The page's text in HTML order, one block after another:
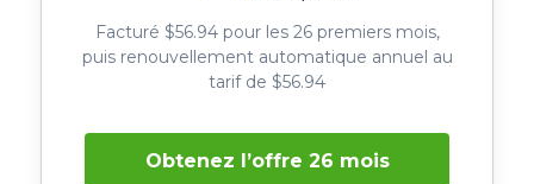
Facturé $56.94 pour les 26 premiers mois,
puis renouvellement automatique annuel au
tarif de $56.94
Obtenez l’offre 26 mois